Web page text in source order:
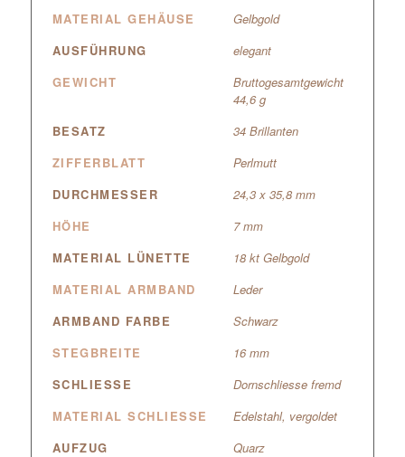
MATERIAL GEHÄUSE
Gelbgold
AUSFÜHRUNG
elegant
GEWICHT
Bruttogesamtgewicht
44,6 g
BESATZ
34 Brillanten
ZIFFERBLATT
Perlmutt
DURCHMESSER
24,3 x 35,8 mm
HÖHE
7 mm
MATERIAL LÜNETTE
18 kt Gelbgold
MATERIAL ARMBAND
Leder
ARMBAND FARBE
Schwarz
STEGBREITE
16 mm
SCHLIESSE
Dornschliesse fremd
MATERIAL SCHLIESSE
Edelstahl, vergoldet
AUFZUG
Quarz